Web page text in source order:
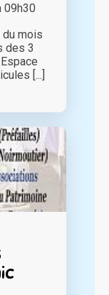
09h30
mois
des 3
[...]